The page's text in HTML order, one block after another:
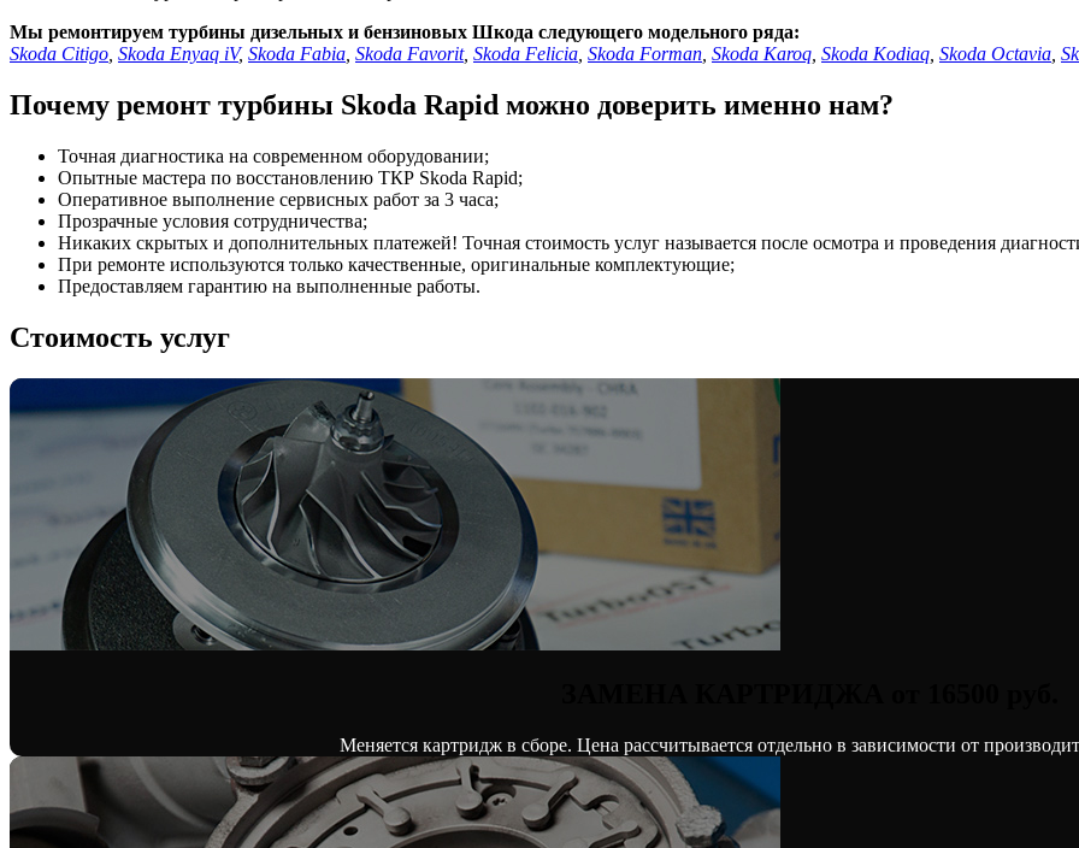
Мы ремонтируем турбины дизельных и бензиновых Шкода следующего модельного ряда:
Skoda Citigo Skoda Enyaq iV, Skoda Fabia Skoda Favorit, Skoda Felicia Skoda Forman Skoda Karoq Skoda Kodiaq Skoda Octavia
Почему ремонт турбины Skoda Rapid можно доверить именно нам?
Точная диагностика на современном оборудовании;
Опытные мастера по восстановлению ТКР Skoda Rapid;
Оперативное выполнение сервисных работ за 3 часа;
Прозрачные условия сотрудничества;
Никаких скрытых и дополнительных платежей! Точная стоимость услуг называется после осмотра и проведения
При ремонте используются только качественные, оригинальные комплектующие;
Предоставляем гарантию на выполненные работы.
Стоимость услуг
Меняется картридж в сборе. Цена рассчитывается отдельно в зависимости от